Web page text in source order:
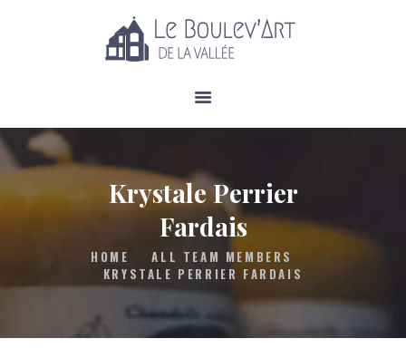
Krystale Perrier
Fardais
HOME
ALL TEAM MEMBERS
KRYSTALE PERRIER FARDAIS
À PROPOS
SERVICES
CALENDRIER
BOUTIQUE
NOUVELLES
NOUS JOINDRE
FAIRE UN DON